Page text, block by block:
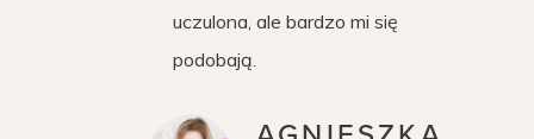
uczulona, ale bardzo mi się
podobają.